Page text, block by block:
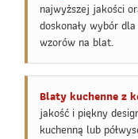
najwyższej jakości
doskonały wybór
wzorów na blat.
Blaty kuchenne z
jakość i piękny
kuchenną lub